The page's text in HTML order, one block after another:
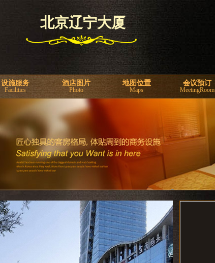
北京辽宁大厦
设施服务
Facilities
酒店图片
Photo
地图位置
Maps
会议预订
MeetingRoom